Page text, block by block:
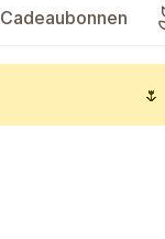
Cadeaubonnen
🌷